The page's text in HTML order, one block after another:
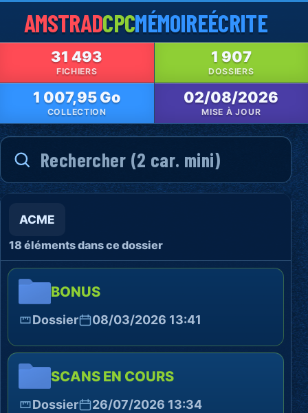
AMSTRADCPCMÉMOIREÉCRITE
31 493
FICHIERS
1 907
DOSSIERS
1 007,95 Go
COLLECTION
02/08/2026
MISE À JOUR
ACME
18 éléments dans ce dossier
BONUS
Dossier 08/03/2026 13:41
SCANS EN COURS
Dossier 26/07/2026 13:34